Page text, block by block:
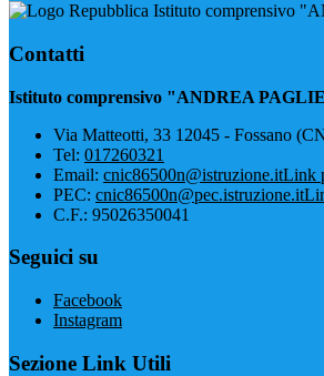
Istituto comprensivo
Contatti
Istituto comprensivo "ANDREA
Via Matteotti, 33 12045 - Fossano
Tel: 017260321
Email: cnic86500n@istruzione.itLink
PEC: cnic86500n@pec.istruzione.it
C.F.: 95026350041
Seguici su
Facebook
Instagram
Sezione Link Utili